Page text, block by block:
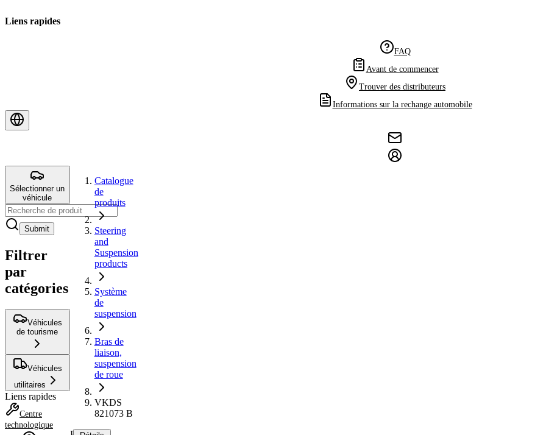
Liens rapides
FAQ
Avant de commencer
Trouver des distributeurs
Informations sur la rechange automobile
Sélectionner un
véhicule
Submit
Filtrer
par
catégories
Véhicules
de tourisme
Véhicules
utilitaires
Liens rapides
Centre
technologique
Catalogue
de
produits
Steering
and
Suspension
products
Système
de
suspension
Bras de
liaison,
suspension
de roue
VKDS
821073 B